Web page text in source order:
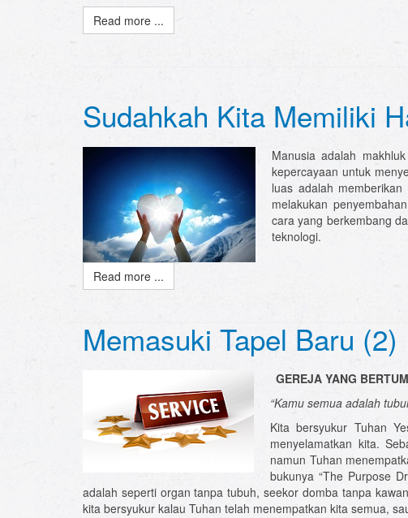
Read more ...
Sudahkah Kita Memiliki
Manusia adalah
kepercayaan untuk
luas adalah
melakukan
cara yang berkembang
teknologi.
Read more ...
Memasuki Tapel Baru (2)
GEREJA YANG
“Kamu semua adalah
Kita bersyukur Tuhan
menyelamatkan kita.
namun Tuhan
bukunya “The Purpose
adalah seperti organ tanpa tubuh, seekor domba tanpa
kita bersyukur kalau Tuhan telah menempatkan kita semua,